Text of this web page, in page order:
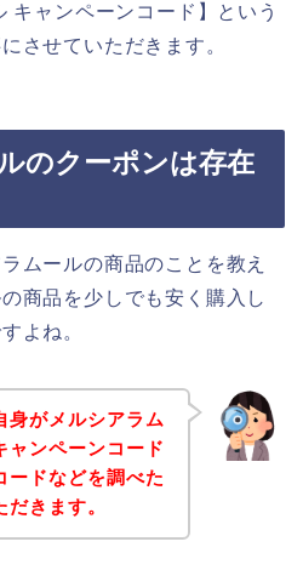
キャンペーンコード】という
させていただきます。
のクーポンは存在
ムールの商品のことを教え
商品を少しでも安く購入し
よね。
身がメルシアラム
ャンペーンコード
ードなどを調べた
きます。